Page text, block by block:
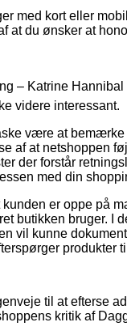
med kort eller
at du ønsker at
– Katrine
videre interessant.
være at
af at netshoppen
der forstår
med din
kunden er oppe på
butikken bruger. I
vil kunne
produkter
til at efterse
kritik af